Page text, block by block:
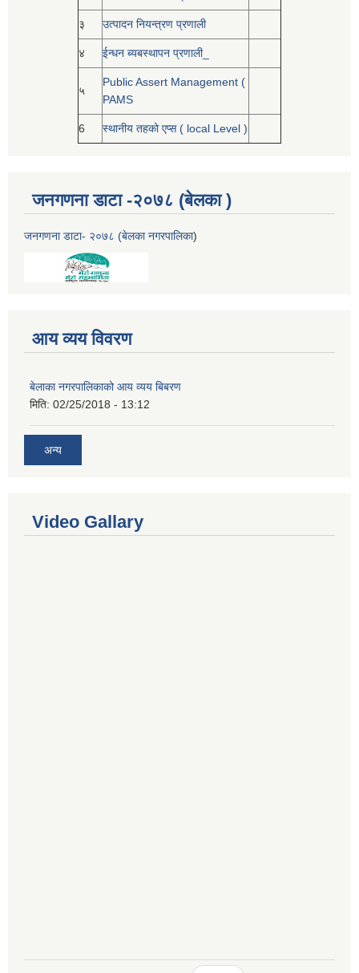
३ उत्पादन नियन्त्रण प्रणाली
४ ईन्धन ब्यबस्थापन प्रणाली_
५
Public Assert Management (
PAMS
6 स्थानीय तहको एप्स ( local Level )
जनगणना डाटा -२०७८ (बेलका )
जनगणना डाटा- २०७८ (बेलका नगरपालिका)
आय व्यय विवरण
बेलाका नगरपालिकाको आय व्यय बिबरण
मिति: 02/25/2018 - 13:12
अन्य
Video Gallary